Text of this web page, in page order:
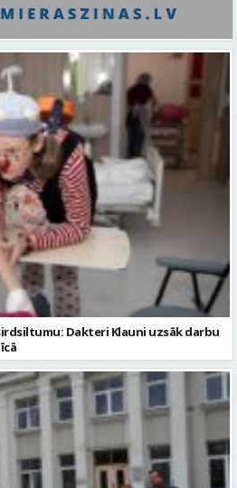
Dakteri Klauni uzsāk darbu